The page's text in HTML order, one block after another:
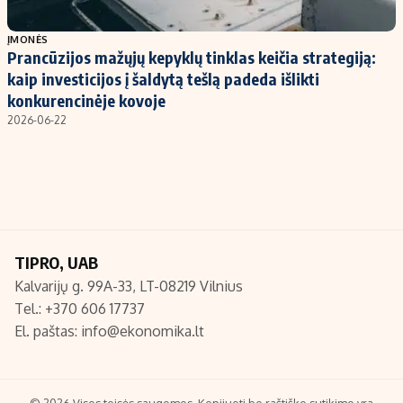
Populiarios temos
Investavimas
Akcijų rinka
Saulės elektrinės
Titulinis
Nedarbo išmokos skaičiuoklė
Redakcija
Apie mus
Redakcijos politika
ĮMONĖS
Prancūzijos mažųjų kepyklų tinklas keičia strategiją:
kaip investicijos į šaldytą tešlą padeda išlikti
konkurencinėje kovoje
2026-06-22
TIPRO, UAB
Kalvarijų g. 99A-33, LT-08219 Vilnius
Tel.: +370 606 17737
El. paštas: info@ekonomika.lt